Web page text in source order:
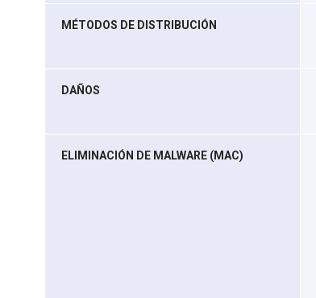
MÉTODOS DE DISTRIBUCIÓN
DAÑOS
ELIMINACIÓN DE MALWARE (MAC)